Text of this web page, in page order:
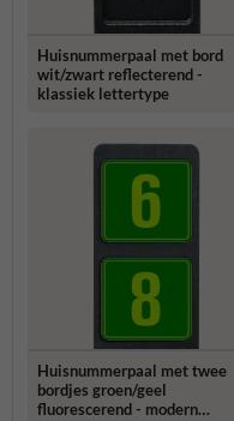
Huisnummerpaal met bord
wit/zwart reflecterend -
klassiek lettertype
Huisnummerpaal met twee
bordjes groen/geel
fluorescerend - modern